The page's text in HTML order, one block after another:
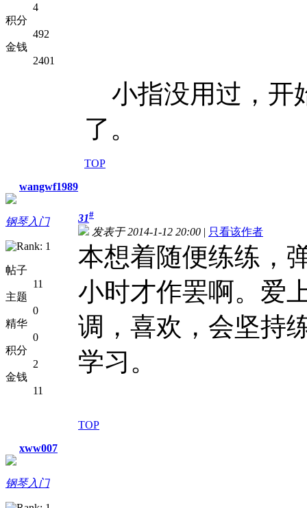
4
积分
492
金钱
2401
小指没用过，开
了。
TOP
wangwf1989
钢琴入门
帖子
11
主题
0
精华
0
积分
2
金钱
11
31#
发表于 2014-1-12 20:00 | 只看该作者
本想着随便练练，
小时才作罢啊。爱
调，喜欢，会坚持
学习。
TOP
xww007
钢琴入门